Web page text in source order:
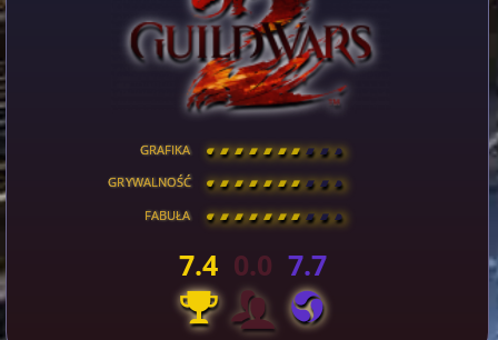
GRAFIKA [ \ \ \ \ \ \ \ \ ]
GRYWALNOŚĆ [ \ \ \ \ \ \ \ \ ]
FABUŁA [ \ \ \ \ \ \ \ \ ]
7.4 0.0 7.7